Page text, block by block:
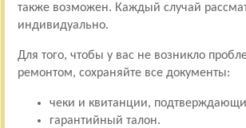
также возможен. Каждый случай
индивидуально.
Для того, чтобы у вас не возникло
ремонтом, сохраняйте все документы:
чеки и квитанции,
гарантийный талон.